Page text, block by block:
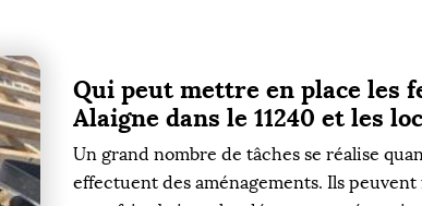
Qui peut mettre en place les
Alaigne dans le 11240 et les
Un grand nombre de tâches se réalise
effectuent des aménagements. Ils peuvent